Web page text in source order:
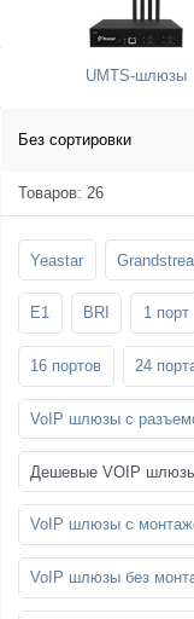
UMTS-шлюзы
Без сортировки
Товаров: 26
Yeastar
E1 BRI 1 порт
16 портов 24
VoIP шлюзы с
Дешевые VOIP
VoIP шлюзы с
VoIP шлюзы без
Стойки и
телевизоров
Шахтные
SFP-модули
3G/4G LTE и
Мобильные